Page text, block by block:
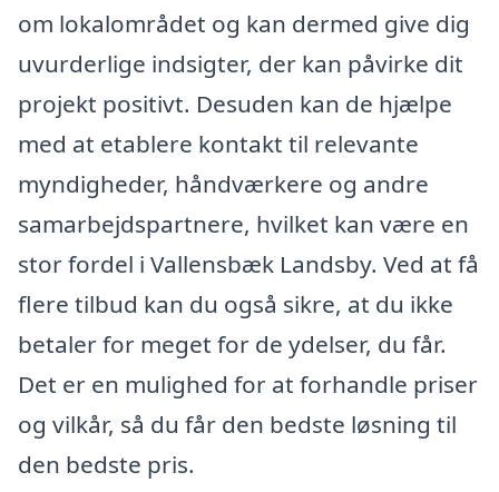
om lokalområdet og kan dermed give dig
uvurderlige indsigter, der kan påvirke dit
projekt positivt. Desuden kan de hjælpe
med at etablere kontakt til relevante
myndigheder, håndværkere og andre
samarbejdspartnere, hvilket kan være en
stor fordel i Vallensbæk Landsby. Ved at få
flere tilbud kan du også sikre, at du ikke
betaler for meget for de ydelser, du får.
Det er en mulighed for at forhandle priser
og vilkår, så du får den bedste løsning til
den bedste pris.